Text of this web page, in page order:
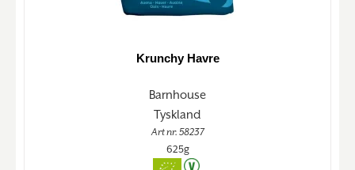
Krunchy Havre
Barnhouse
Tyskland
Art nr. 58237
625g